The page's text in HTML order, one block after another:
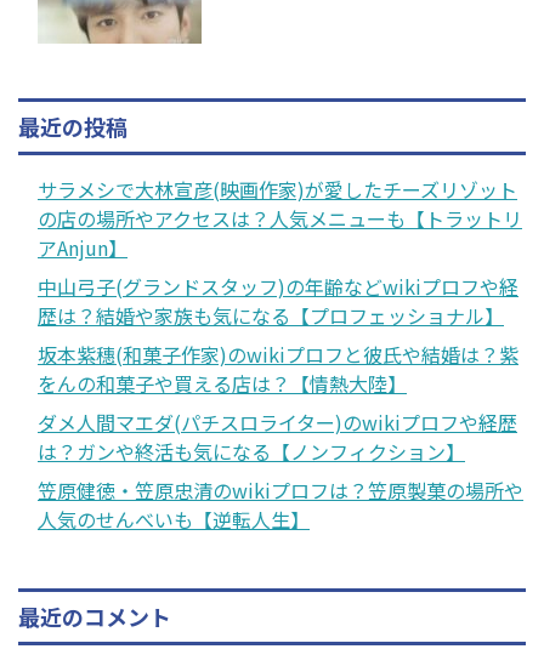
最近の投稿
サラメシで大林宣彦(映画作家)が愛したチーズリゾット
の店の場所やアクセスは？人気メニューも【トラットリ
アAnjun】
中山弓子(グランドスタッフ)の年齢などwikiプロフや経
歴は？結婚や家族も気になる【プロフェッショナル】
坂本紫穗(和菓子作家)のwikiプロフと彼氏や結婚は？紫
をんの和菓子や買える店は？【情熱大陸】
ダメ人間マエダ(パチスロライター)のwikiプロフや経歴
は？ガンや終活も気になる【ノンフィクション】
笠原健徳・笠原忠清のwikiプロフは？笠原製菓の場所や
人気のせんべいも【逆転人生】
最近のコメント